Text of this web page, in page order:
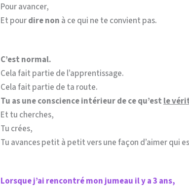
Pour avancer,
Et pourdire non à ce qui ne te convient pas.
C’est normal.
Cela fait partie de l’apprentissage.
Cela fait partie de ta route.
Tu as une conscience intérieur de ce qu’est le
Et tu cherches,
Tu crées,
Tu avances petit à petit vers une façon d’aimer qui
Lorsque j’ai rencontré mon jumeau il y a 3 ans,